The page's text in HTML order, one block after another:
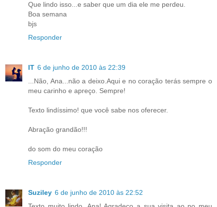
Que lindo isso...e saber que um dia ele me perdeu.
Boa semana
bjs
Responder
IT 6 de junho de 2010 às 22:39
...Não, Ana...não a deixo.Aqui e no coração terás sempre o
meu carinho e apreço. Sempre!
Texto lindíssimo! que você sabe nos oferecer.
Abração grandão!!!
do som do meu coração
Responder
Suziley 6 de junho de 2010 às 22:52